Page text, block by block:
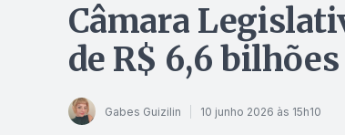
Câmara
de R$ 6,6
Gabes Guizilin 10 junho 2026 às 15h10